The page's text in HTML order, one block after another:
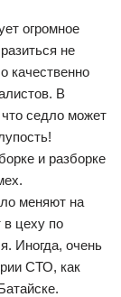
огромное
не
качественно
В
седло может
и разборке
меняют на
цеху по
Иногда, очень
СТО, как